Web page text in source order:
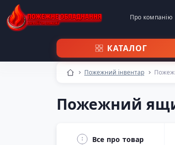
Про компанію
КАТАЛОГ
Пожежний інвентар
Пожежний
Все про товар